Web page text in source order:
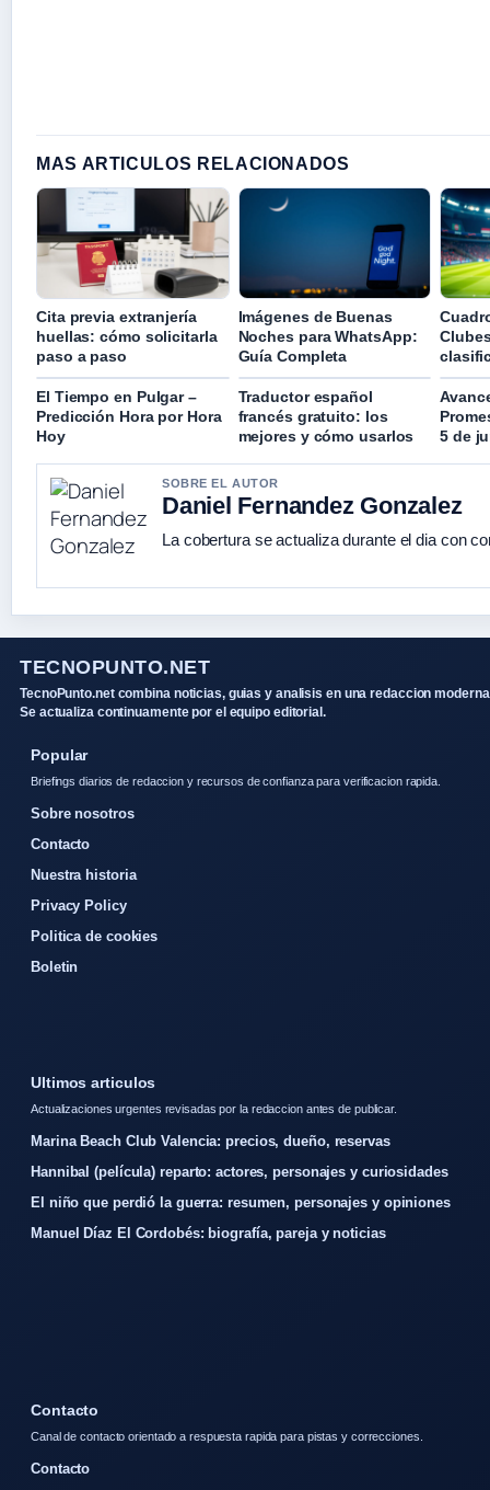
MAS ARTICULOS RELACIONADOS
Cita previa extranjería
huellas: cómo solicitarla
paso a paso
Imágenes de Buenas
Noches para WhatsApp:
Guía Completa
El Tiempo en Pulgar –
Predicción Hora por Hora
Hoy
Traductor español
francés gratuito: los
mejores y cómo usarlos
5 de
SOBRE EL AUTOR
Daniel Fernandez Gonzalez
La cobertura se actualiza durante el dia con
TECNOPUNTO.NET
TecnoPunto.net combina noticias, guias y analisis en una redaccion
Se actualiza continuamente por el equipo editorial.
Popular
Briefings diarios de redaccion y recursos de confianza para verificacion rapida.
Sobre nosotros
Contacto
Nuestra historia
Privacy Policy
Politica de cookies
Boletin
Ultimos articulos
Actualizaciones urgentes revisadas por la redaccion antes de publicar.
Marina Beach Club Valencia: precios, dueño, reservas
Hannibal (película) reparto: actores, personajes y curiosidades
El niño que perdió la guerra: resumen, personajes y opiniones
Manuel Díaz El Cordobés: biografía, pareja y noticias
Contacto
Canal de contacto orientado a respuesta rapida para pistas y correcciones.
Contacto